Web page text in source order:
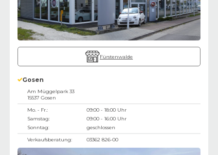
Fürstenwalde
Gosen
Am Müggelpark 33
15537 Gosen
Mo. - Fr.:
09:00 - 18:00 Uhr
Samstag:
09:00 - 16:00 Uhr
Sonntag:
geschlossen
Verkaufsberatung:
03362 826-00